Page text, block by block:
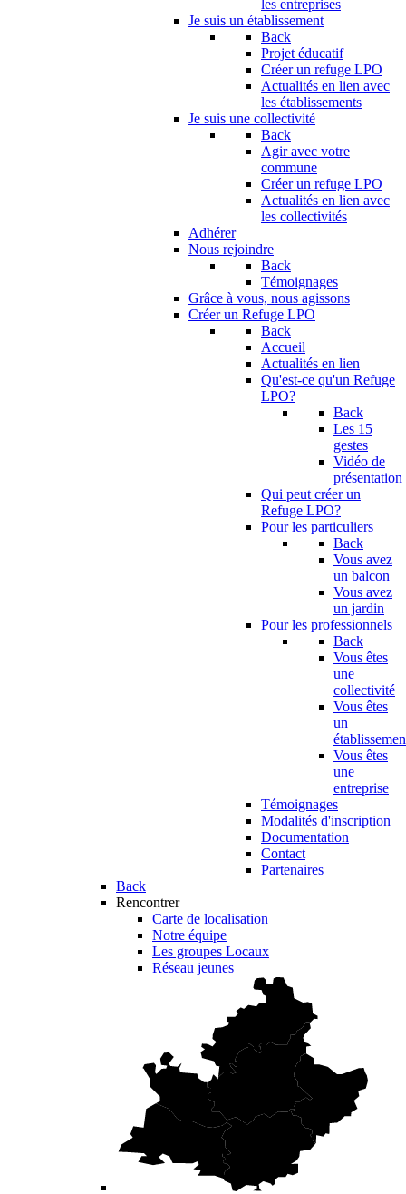
les entreprises
Je suis un établissement
Back
Projet éducatif
Créer un refuge LPO
Actualités en lien avec
les établissements
Je suis une collectivité
Back
Agir avec votre
commune
Créer un refuge LPO
Actualités en lien avec
les collectivités
Adhérer
Nous rejoindre
Back
Témoignages
Grâce à vous, nous agissons
Créer un Refuge LPO
Back
Accueil
Actualités en lien
Qu'est-ce qu'un Refuge
LPO?
Back
Les 15
gestes
Vidéo de
présentation
Qui peut créer un
Refuge LPO?
Pour les particuliers
Back
Vous avez
un balcon
Vous avez
un jardin
Pour les professionnels
Back
Vous êtes
une
collectivité
Vous êtes
un
Vous êtes
une
entreprise
Témoignages
Modalités d'inscription
Documentation
Contact
Partenaires
Back
Rencontrer
Carte de localisation
Notre équipe
Les groupes Locaux
Réseau jeunes